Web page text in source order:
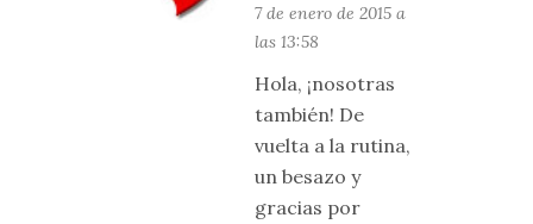
7 de enero de 2015 a
las 13:58
Hola, ¡nosotras
también! De
vuelta a la rutina,
un besazo y
gracias por